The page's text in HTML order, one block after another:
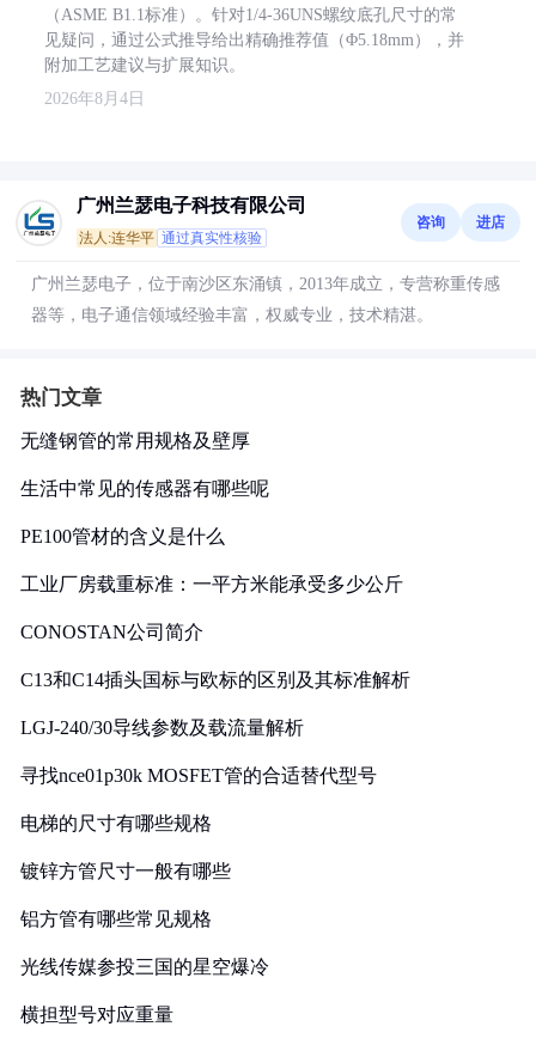
（ASME B1.1标准）。针对1/4-36UNS螺纹底孔尺寸的常
见疑问，通过公式推导给出精确推荐值（Φ5.18mm），并
附加工艺建议与扩展知识。
2026年8月4日
广州兰瑟电子科技有限公司
法人:连华平 通过真实性核验
咨询 进店
广州兰瑟电子，位于南沙区东涌镇，2013年成立，专营称重传感
器等，电子通信领域经验丰富，权威专业，技术精湛。
热门文章
无缝钢管的常用规格及壁厚
生活中常见的传感器有哪些呢
PE100管材的含义是什么
工业厂房载重标准：一平方米能承受多少公斤
CONOSTAN公司简介
C13和C14插头国标与欧标的区别及其标准解析
LGJ-240/30导线参数及载流量解析
寻找nce01p30k MOSFET管的合适替代型号
电梯的尺寸有哪些规格
镀锌方管尺寸一般有哪些
铝方管有哪些常见规格
光线传媒参投三国的星空爆冷
横担型号对应重量